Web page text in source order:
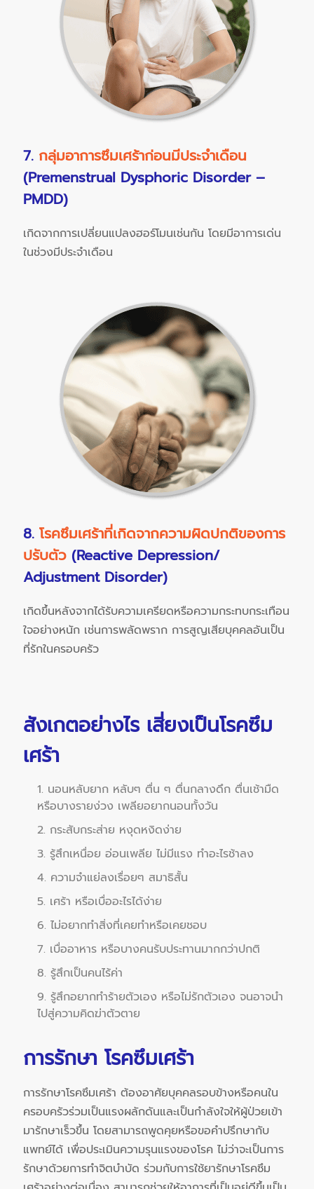
7. กลุ่มอาการซึมเศร้าก่อนมีประจำเดือน
(Premenstrual Dysphoric Disorder –
PMDD)
เกิดจากการเปลี่ยนแปลงฮอร์โมนเช่นกัน โดยมีอาการเด่น
ในช่วงมีประจำเดือน
8.โรคซึมเศร้าที่เกิดจากความผิดปกติของการ
ปรับตัว (Reactive Depression/
Adjustment Disorder)
เกิดขึ้นหลังจากได้รับความเครียดหรือความกระทบกระเทือน
ใจอย่างหนัก เช่นการพลัดพราก การสูญเสียบุคคลอันเป็น
ที่รักในครอบครัว
สังเกตอย่างไร เสี่ยงเป็นโรคซึม
เศร้า
1. นอนหลับยาก หลับๆ ตื่น ๆ ตื่นกลางดึก ตื่นเช้ามืด
หรือบางรายง่วง เพลียอยากนอนทั้งวัน
2. กระสับกระส่าย หงุดหงิดง่าย
3. รู้สึกเหนื่อย อ่อนเพลีย ไม่มีแรง ทำอะไรช้าลง
4. ความจำแย่ลงเรื่อยๆ สมาธิสั้น
5. เศร้า หรือเบื่ออะไรได้ง่าย
6. ไม่อยากทำสิ่งที่เคยทำหรือเคยชอบ
7. เบื่ออาหาร หรือบางคนรับประทานมากกว่าปกติ
8. รู้สึกเป็นคนไร้ค่า
9. รู้สึกอยากทำร้ายตัวเอง หรือไม่รักตัวเอง จนอาจนำ
ไปสู่ความคิดฆ่าตัวตาย
การรักษา โรคซึมเศร้า
การรักษาโรคซึมเศร้า ต้องอาศัยบุคคลรอบข้างหรือคนใน
ครอบครัวร่วมเป็นแรงผลักดันและเป็นกำลังใจให้ผู้ป่วยเข้า
มารักษาเร็วขึ้น โดยสามารถพูดคุยหรือขอคำปรึกษากับ
แพทย์ได้ เพื่อประเมินความรุนแรงของโรค ไม่ว่าจะเป็นการ
รักษาด้วยการทำจิตบำบัด ร่วมกับการใช้ยารักษาโรคซึม